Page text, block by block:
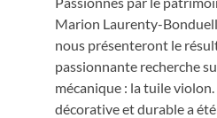
Marion Laurenty-
nous présenteront le
passionnante recherche
mécanique : la tuile
décorative et durable a